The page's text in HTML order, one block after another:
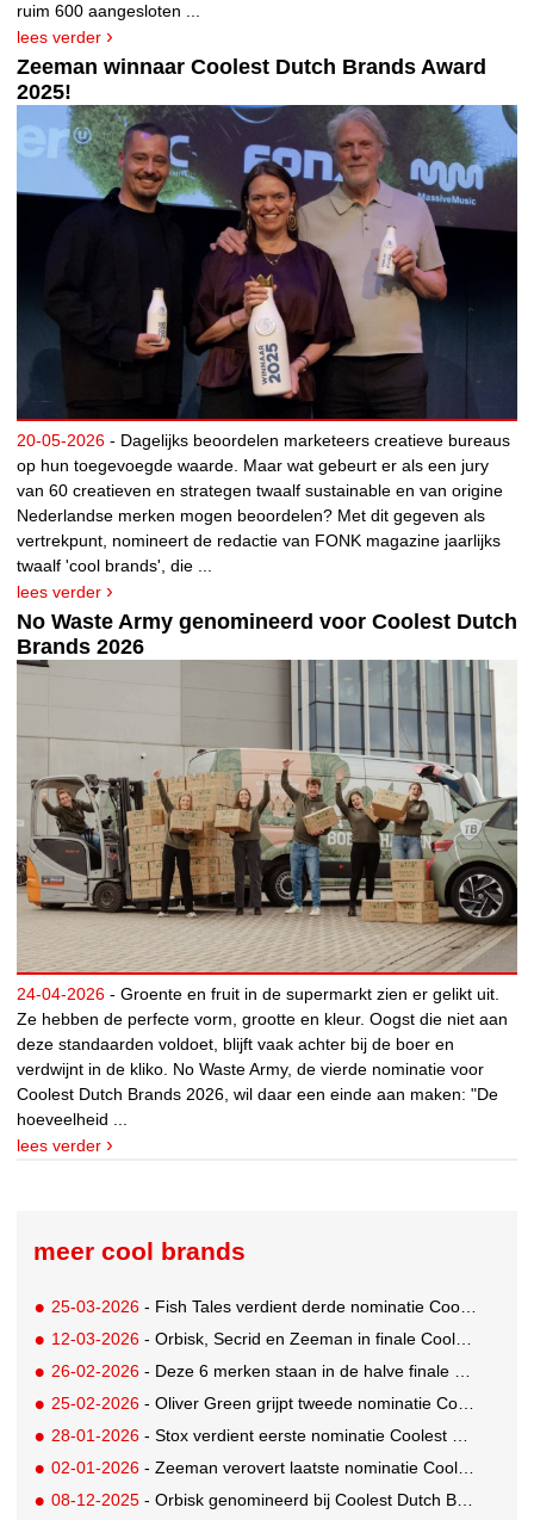
ruim 600 aangesloten ...
lees verder
Zeeman winnaar Coolest Dutch Brands Award
2025!
20-05-2026 - Dagelijks beoordelen marketeers creatieve bureaus
op hun toegevoegde waarde. Maar wat gebeurt er als een jury
van 60 creatieven en strategen twaalf sustainable en van origine
Nederlandse merken mogen beoordelen? Met dit gegeven als
vertrekpunt, nomineert de redactie van FONK magazine jaarlijks
twaalf 'cool brands', die ...
lees verder
No Waste Army genomineerd voor Coolest Dutch
Brands 2026
24-04-2026 - Groente en fruit in de supermarkt zien er gelikt uit.
Ze hebben de perfecte vorm, grootte en kleur. Oogst die niet aan
deze standaarden voldoet, blijft vaak achter bij de boer en
verdwijnt in de kliko. No Waste Army, de vierde nominatie voor
Coolest Dutch Brands 2026, wil daar een einde aan maken: "De
hoeveelheid ...
lees verder
meer cool brands
25-03-2026 - Fish Tales verdient derde nominatie Coolest Dutch Brands 2026
12-03-2026 - Orbisk, Secrid en Zeeman in finale Coolest Dutch Brands 2025
26-02-2026 - Deze 6 merken staan in de halve finale Coolest Dutch Brands 2025!
25-02-2026 - Oliver Green grijpt tweede nominatie Coolest Dutch Brands 2026
28-01-2026 - Stox verdient eerste nominatie Coolest Dutch Brands 2026
02-01-2026 - Zeeman verovert laatste nominatie Coolest Dutch Brands 2025
08-12-2025 - Orbisk genomineerd bij Coolest Dutch Brands 2025